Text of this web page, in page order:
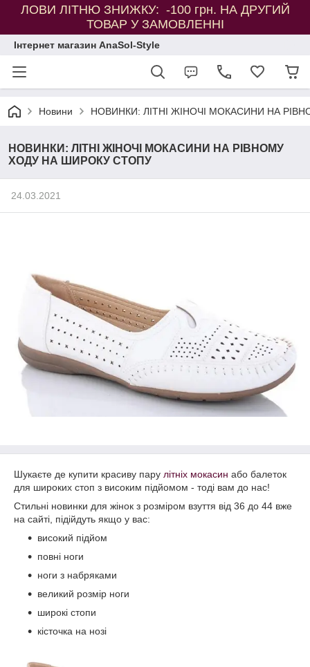
ЛОВИ ЛІТНЮ ЗНИЖКУ: -100 грн. НА ДРУГИЙ
ТОВАР У ЗАМОВЛЕННІ
Інтернет магазин AnaSol-Style
Новини НОВИНКИ: ЛІТНІ ЖІНОЧІ МОКАСИНИ НА
НОВИНКИ: ЛІТНІ ЖІНОЧІ МОКАСИНИ НА РІВНОМУ
ХОДУ НА ШИРОКУ СТОПУ
24.03.2021
Шукаєте де купити красиву пару літніх мокасин або балеток
для широких стоп з високим підйомом - тоді вам до нас!
Стильні новинки для жінок з розміром взуття від 36 до 44 вже
на сайті, підійдуть якщо у вас:
високий підйом
повні ноги
ноги з набряками
великий розмір ноги
широкі стопи
кісточка на нозі